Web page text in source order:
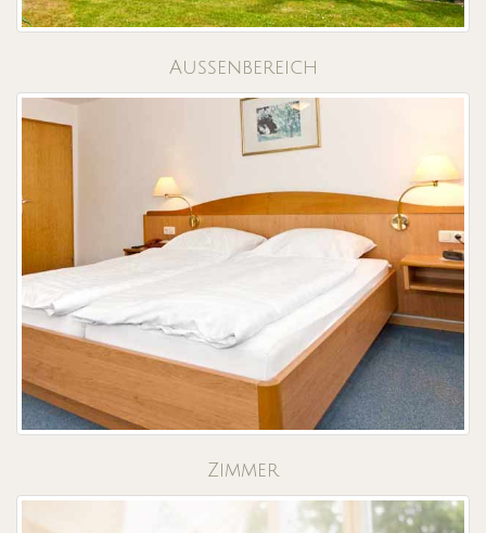
Aussenbereich
Zimmer